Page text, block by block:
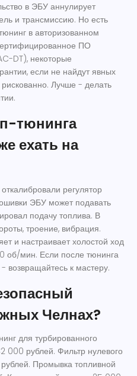
в ЭБУ аннулирует
и трансмиссию. Но есть
в авторизованном
ПО
DT), некоторые
если не найдут явных
Лучше - делать
тюнинга
ехать на
регулятор
ЭБУ может подавать
подачу топлива. В
троение, вибрация.
и настраивает холостой ход
об/мин. Если после тюнинга
возвращайтесь к мастеру.
Челнах?
для турбированного
000 рублей. Фильтр нулевого
Промывка топливной